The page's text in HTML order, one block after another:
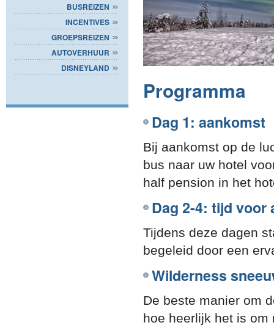
BUSREIZEN
INCENTIVES
GROEPSREIZEN
AUTOVERHUUR
DISNEYLAND
Programma
Dag 1: aankomst
Bij aankomst op de
bus naar uw hotel
half pension in het
Dag 2-4: tijd voor
Tijdens deze dagen
begeleid door een
Wilderness
De beste manier om
hoe heerlijk het is om